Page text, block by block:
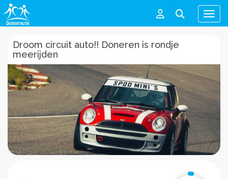
Menu
Droom circuit auto!! Doneren is rondje
meerijden